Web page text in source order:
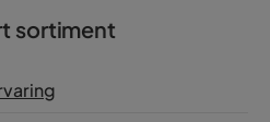
sortiment